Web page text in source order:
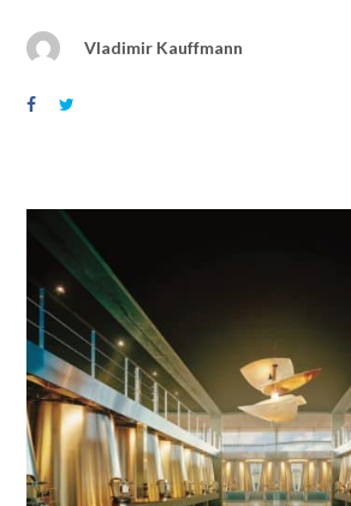
Vladimir Kauffmann